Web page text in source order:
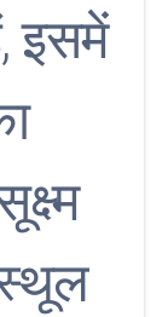
इसमें
स्थूल